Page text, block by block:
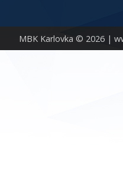
MBK Karlovka © 2026 |